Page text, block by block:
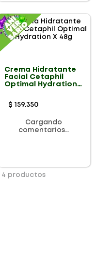
Crema Hidratante
Facial Cetaphil
Optimal Hydration
$ 159.350
Cargando
comentarios…
4 productos